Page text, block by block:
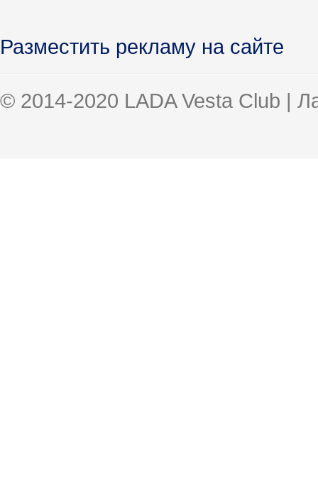
Разместить рекламу на сайте
© 2014-2020 LADA Vesta Club |